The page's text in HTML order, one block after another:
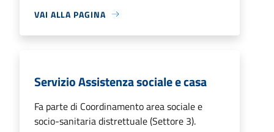
VAI ALLA PAGINA
Servizio Assistenza sociale e casa
Fa parte di Coordinamento area sociale e
socio-sanitaria distrettuale (Settore 3).